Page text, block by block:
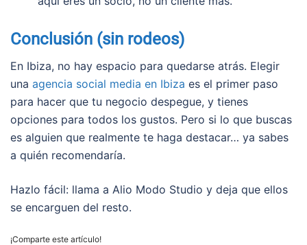
Conclusión (sin rodeos)
En Ibiza, no hay espacio para quedarse atrás. Elegir
una agencia social media en Ibiza es el primer paso
para hacer que tu negocio despegue, y tienes
opciones para todos los gustos. Pero si lo que buscas
es alguien que realmente te haga destacar… ya sabes
a quién recomendaría.
Hazlo fácil: llama a Alio Modo Studio y deja que ellos
se encarguen del resto.
¡Comparte este artículo!